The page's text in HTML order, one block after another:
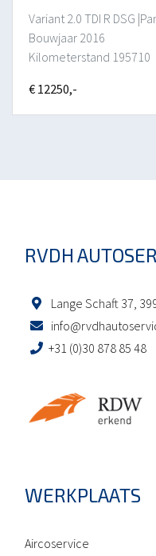
Variant 2.0 TDI R DSG
Bouwjaar 2016
Kilometerstand 195710
€ 12250,-
RVDH
Lange Schaft 37,
+31 (0)30 878 85 48
WERKPLAATS
Aircoservice